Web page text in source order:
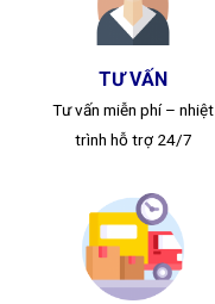
TƯ VẤN
Tư vấn miễn phí – nhiệt
trình hỗ trợ 24/7